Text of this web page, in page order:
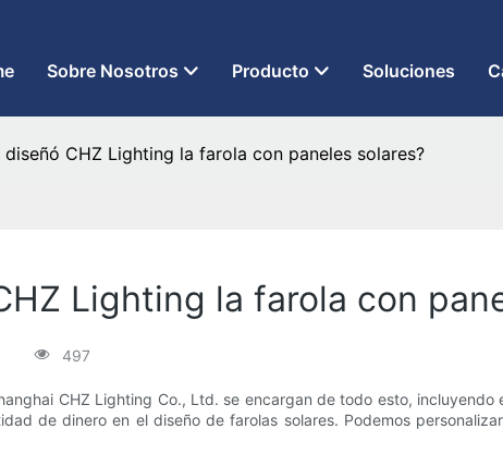
Sobre Nosotros Producto Soluciones
diseñó CHZ Lighting la farola con paneles solares?
Lighting la farola con
497
CHZ Lighting Co., Ltd. se encargan de todo esto,
de dinero en el diseño de farolas solares. Podemos